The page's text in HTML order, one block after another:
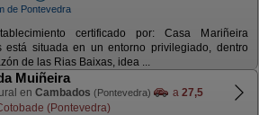
de Pontevedra
certificado por: Casa Mariñeira
está situada en un entorno privilegiado, dentro
de las Rias Baixas, idea ...
Muiñeira
en Cambados (Pontevedra) a 27,5
(Pontevedra)